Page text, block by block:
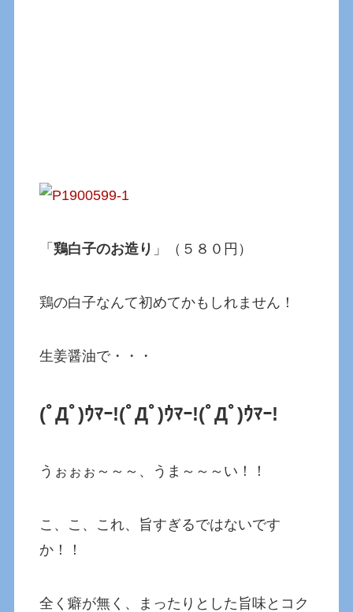
「鶏白子のお造り 」（５８０円）
鶏の白子なんて初めてかもしれません！
生姜醤油で・・・
(ﾟДﾟ)ｳﾏｰ!(ﾟДﾟ)ｳﾏｰ!(ﾟДﾟ)ｳﾏｰ!
うぉぉぉ～～～、うま～～～い！！
こ、こ、これ、旨すぎるではないです
か！！
全く癖が無く、まったりとした旨味とコク